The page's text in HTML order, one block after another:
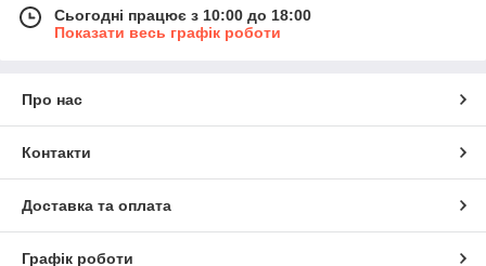
Сьогодні працює з 10:00 до 18:00
Показати весь графік роботи
Про нас
Контакти
Доставка та оплата
Графік роботи